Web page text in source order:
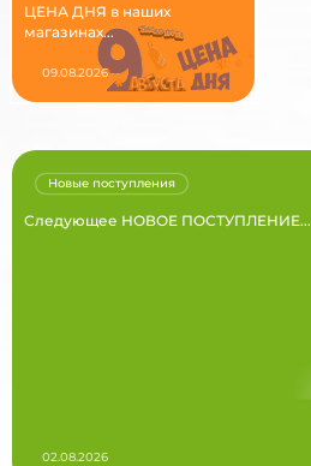
ЦЕНА ДНЯ в наших
магазинах...
09.08.2026
Следующее НОВОЕ ПОСТУПЛЕНИЕ...
Новые поступления
02.08.2026